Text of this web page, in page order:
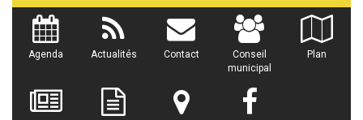
Agenda Actualités Contact
Conseil
municipal
Plan